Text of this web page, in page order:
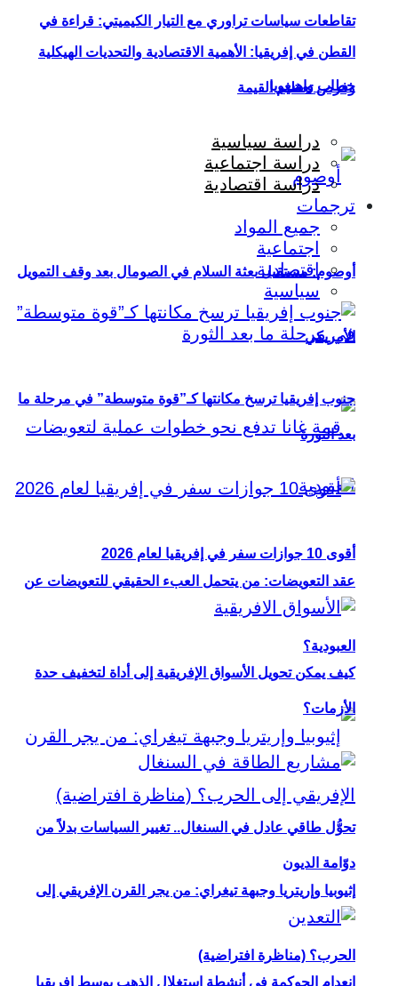
تقاطعات سياسات تراوري مع التيار الكيميتي: قراءة في
خطاب واهيغويا
أوصوم: مستقبل بعثة السلام في الصومال بعد وقف التمويل
الأمريكي
عقد التعويضات: من يتحمل العبء الحقيقي للتعويضات عن
العبودية؟
إثيوبيا وإريتريا وجبهة تيغراي: من يجر القرن الإفريقي إلى
الحرب؟ (مناظرة افتراضية)
القطن في إفريقيا: الأهمية الاقتصادية والتحديات الهيكلية
وفرص تعظيم القيمة
دراسة سياسية
دراسة اجتماعية
دراسة اقتصادية
ترجمات
جميع المواد
اجتماعية
اقتصادية
سياسية
جنوب إفريقيا ترسخ مكانتها كـ”قوة متوسطة” في مرحلة ما
بعد الثورة
أقوى 10 جوازات سفر في إفريقيا لعام 2026
كيف يمكن تحويل الأسواق الإفريقية إلى أداة لتخفيف حدة
الأزمات؟
تحوُّل طاقي عادل في السنغال.. تغيير السياسات بدلاً من
دوّامة الديون
انعدام الحوكمة في أنشطة استغلال الذهب بوسط إفريقيا